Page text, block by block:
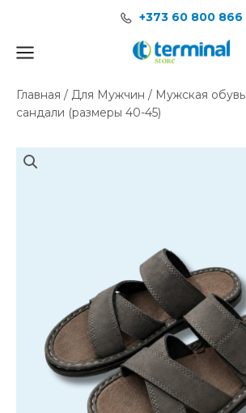
содержимому
+373 60 800 866
Main
Главная / Для Мужчин / Мужская обувь
сандали (размеры 40-45)
товара
Мужские